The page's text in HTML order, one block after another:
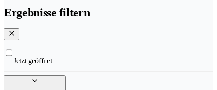
Ergebnisse filtern
Jetzt geöffnet